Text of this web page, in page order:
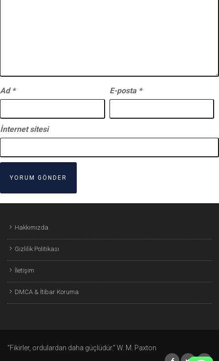
Ad * E-posta *
İnternet sitesi
Hakkımızda
Gizlilik Politikası
İletişim
DMCA & İtibar Koruma
"Fikirler, ordulardan daha güçlüdür." W. M. Paxton